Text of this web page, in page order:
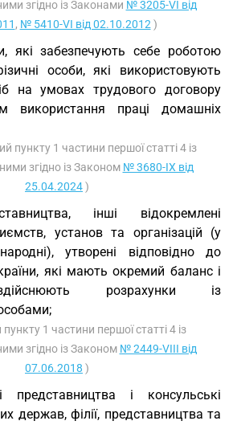
згідно із Законами № 3205-VI від
, № 5410-VI від 02.10.2012 )
які забезпечують себе роботою
особи, які використовують
на умовах трудового договору
використання праці домашніх
пункту 1 частини першої статті 4 із
згідно із Законом № 3680-IX від
25.04.2024)
інші відокремлені
установ та організацій (у
утворені відповідно до
які мають окремий баланс і
розрахунки із
1 частини першої статті 4 із
згідно із Законом № 2449-VIII від
07.06.2018 )
представництва і консульські
держав, філії, представництва та